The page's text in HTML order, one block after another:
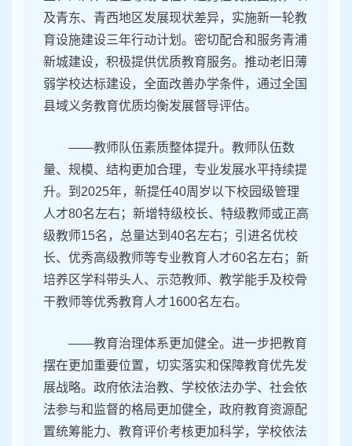
及青东、青西地区发展现状差异，实施新一轮教
育设施建设三年行动计划。密切配合和服务青浦
新城建设，积极提供优质教育服务。推动老旧薄
弱学校达标建设，全面改善办学条件，通过全国
县域义务教育优质均衡发展督导评估。
——教师队伍素质整体提升。教师队伍数
量、规模、结构更加合理，专业发展水平持续提
升。到2025年，新提任40周岁以下校园级管理
人才80名左右；新增特级校长、特级教师或正高
级教师15名，总量达到40名左右；引进名优校
长、优秀高级教师等专业教育人才60名左右；新
培养区学科带头人、示范教师、教学能手及校骨
干教师等优秀教育人才1600名左右。
——教育治理体系更加健全。进一步把教育
摆在更加重要位置，切实落实和保障教育优先发
展战略。政府依法治教、学校依法办学、社会依
法参与和监督的格局更加健全，政府教育资源配
置统筹能力、教育评价考核更加科学，学校依法